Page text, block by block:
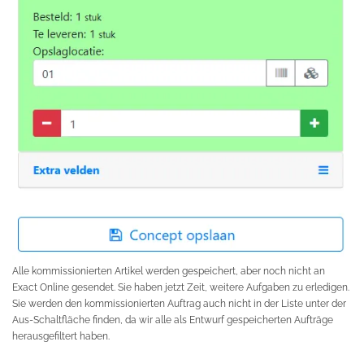
Alle kommissionierten Artikel werden gespeichert, aber noch nicht an
Exact Online gesendet. Sie haben jetzt Zeit, weitere Aufgaben zu erledigen.
Sie werden den kommissionierten Auftrag auch nicht in der Liste unter der
Aus-Schaltfläche finden, da wir alle als Entwurf gespeicherten Aufträge
herausgefiltert haben.